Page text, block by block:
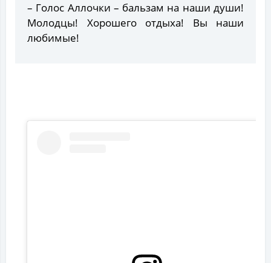
– Голос Аллочки – бальзам на наши души!
Молодцы! Хорошего отдыха! Вы наши
любимые!